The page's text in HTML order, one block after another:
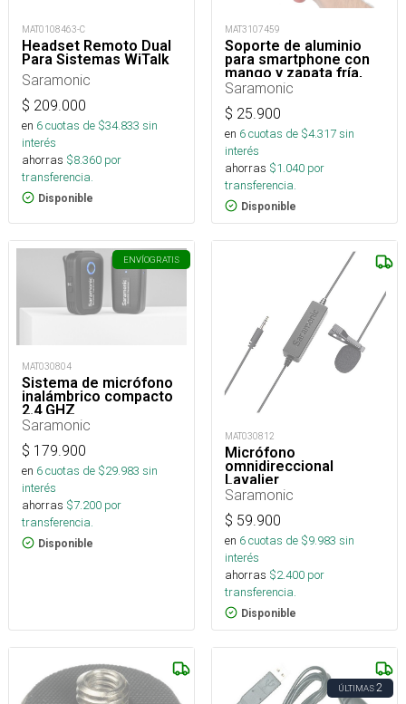
MAT0108463-C
Headset Remoto Dual
Para Sistemas WiTalk
Saramonic
$ 209.000
en 6cuotas de $34.833 sin
interés
ahorras $8.360 por
transferencia.
Disponible
MAT3107459
Soporte de aluminio
para smartphone con
mango y zapata fría,
idea para montura de
accesorios.
Saramonic
$ 25.900
en 6cuotas de $4.317sin
interés
ahorras $1.040 por
transferencia.
Disponible
ENVÍOGRATIS
MAT030804
Sistema de micrófono
inalámbrico compacto
2.4 GHZ
Saramonic
$ 179.900
en 6cuotas de $29.983 sin
interés
ahorras $7.200 por
transferencia.
Disponible
MAT030812
Micrófono
omnidireccional
Lavalier
Saramonic
$ 59.900
en 6cuotas de $9.983 sin
interés
ahorras $2.400 por
transferencia.
Disponible
ÚLTIMAS2